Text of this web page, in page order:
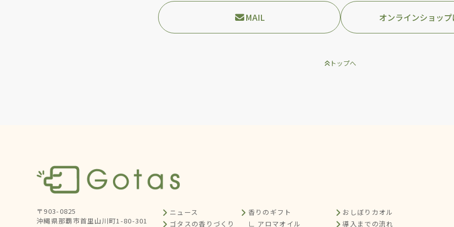
MAIL オンラインショッ
トップへ
〒903-0825
沖縄県那覇市首里山川町1-80-301
ニュース
ゴタスの香りづくり
香りのギフト
∟ アロマオイル
おしぼりカオル
導入までの流れ